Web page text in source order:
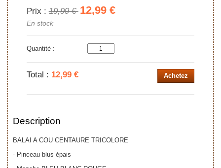
Prix :19,99 € 12,99 €
En stock
Quantité :
Achetez
Total : 12,99 €
Description
BALAI A COU CENTAURE TRICOLORE
- Pinceau blus épais